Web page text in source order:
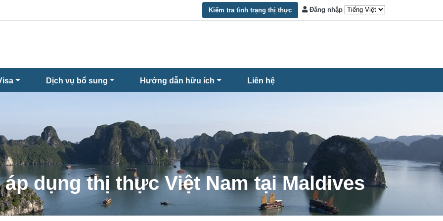
Kiểm tra tình trạng thị thực Đăng nhập
Dịch vụ bổ sung Hướng dẫn hữu ích Liên hệ
áp dụng thị thực Việt Nam tại Maldives